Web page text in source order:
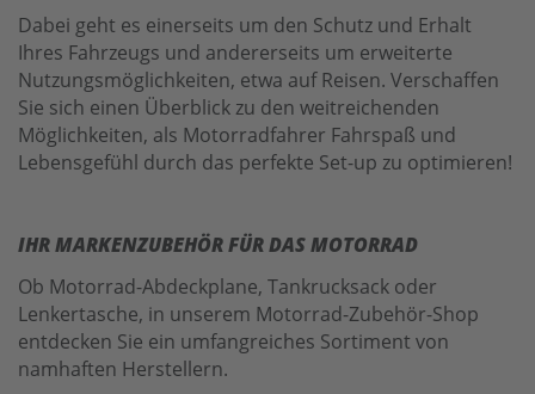
Dabei geht es einerseits um den Schutz und Erhalt
Ihres Fahrzeugs und andererseits um erweiterte
Nutzungsmöglichkeiten, etwa auf Reisen. Verschaffen
Sie sich einen Überblick zu den weitreichenden
Möglichkeiten, als Motorradfahrer Fahrspaß und
Lebensgefühl durch das perfekte Set-up zu optimieren!
IHR MARKENZUBEHÖR FÜR DAS MOTORRAD
Ob Motorrad-Abdeckplane, Tankrucksack oder
Lenkertasche, in unserem Motorrad-Zubehör-Shop
entdecken Sie ein umfangreiches Sortiment von
namhaften Herstellern.